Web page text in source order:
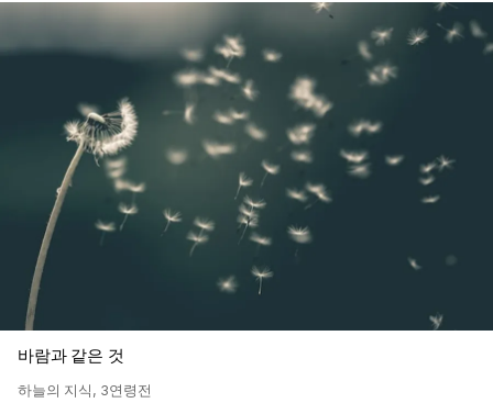
바람과 같은 것
하늘의 지식, 3연령전